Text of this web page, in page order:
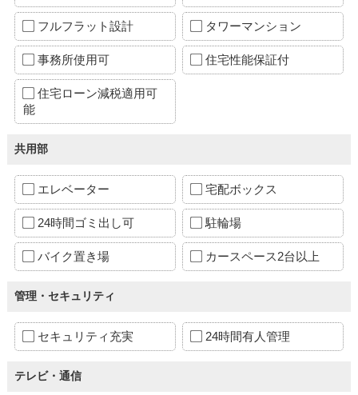
フルフラット設計 タワーマンション
事務所使用可 住宅性能保証付
住宅ローン減税適用可
能
共用部
エレベーター 宅配ボックス
24時間ゴミ出し可 駐輪場
バイク置き場 カースペース2台以上
管理・セキュリティ
セキュリティ充実 24時間有人管理
テレビ・通信